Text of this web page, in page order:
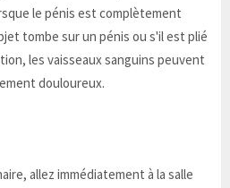
le pénis est complètement
tombe sur un pénis ou s'il est plié
les vaisseaux sanguins peuvent
douloureux.
allez immédiatement à la salle